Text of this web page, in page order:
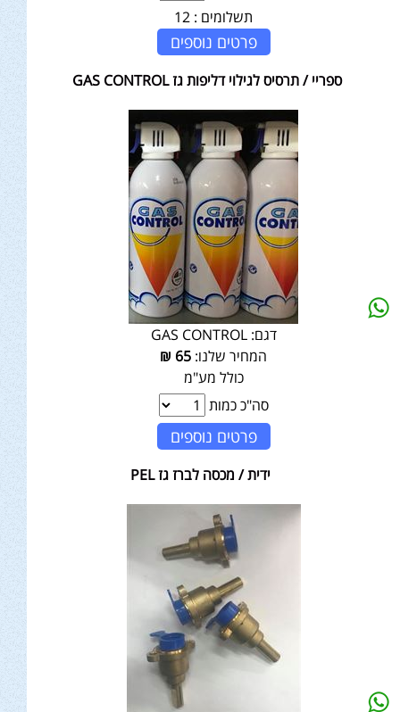
תשלומים : 12
פרטים נוספים
ספריי / תרסיס לגילוי דליפות גז GAS CONTROL
דגם: GAS CONTROL
המחיר שלנו: 65
₪
כולל מע"מ
סה"כ כמות
פרטים נוספים
ידית / מכסה לברז גז PEL